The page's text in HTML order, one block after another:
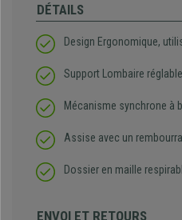
DÉTAILS
Design Ergonomique,
Support Lombaire
Mécanisme synchrone à
Assise avec un
Dossier en maille
ENVOI ET RETOURS